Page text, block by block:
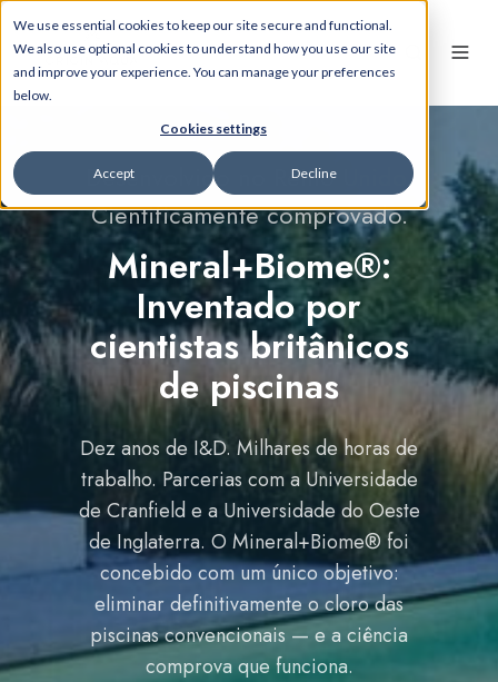
We use essential cookies to keep our site secure and functional.
We also use optional cookies to understand how you use our site
and improve your experience. You can manage your preferences
below.
Cookies settings
Accept Decline
Desenvolvido no Reino Unido.
Cientificamente comprovado.
Mineral+Biome®:
Inventado por
cientistas britânicos
de piscinas
Dez anos de I&D. Milhares de horas de
trabalho. Parcerias com a Universidade
de Cranfield e a Universidade do Oeste
de Inglaterra. O Mineral+Biome® foi
concebido com um único objetivo:
eliminar definitivamente o cloro das
piscinas convencionais — e a ciência
comprova que funciona.